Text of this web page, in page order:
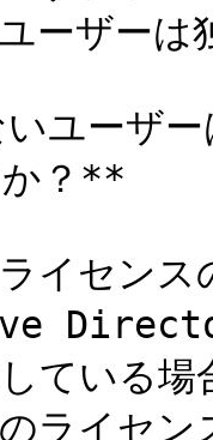
ーザー
ユーザ
か？**
イセンス
ている
ライセ